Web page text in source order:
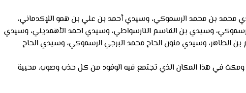
محمد بن محمد الرسموكي، وسيدي أحمد بن علي بن همو اللإكدماني،
وسيدي بن القاسم التارسواطي، وسيدي احمد الأهمديني، وسيدي
الطاهر، وسيدي منون الحاج محمد البرجي الرسموكي، وسيدي الحاج
ومكث في هذا المكان الذي تجتمع فيه الوفود من كل حذب وصوب، محيية